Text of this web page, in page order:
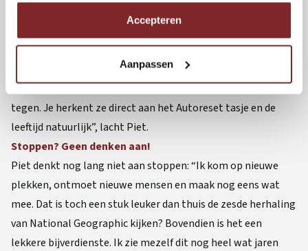
Accepteren
Aanpassen
naar huis met het openbaar vervoer. Dat was in het begin
even zoeken, maar nu ben ik heel handig met de app van
Autoreset. Daarmee kun je direct de route met de trein en de
bus bepalen. Op het station kom ik trouwens vaak collega’s
tegen. Je herkent ze direct aan het Autoreset tasje en de
leeftijd natuurlijk”, lacht Piet.
Stoppen? Geen denken aan!
Piet denkt nog lang niet aan stoppen: “Ik kom op nieuwe
plekken, ontmoet nieuwe mensen en maak nog eens wat
mee. Dat is toch een stuk leuker dan thuis de zesde herhaling
van National Geographic kijken? Bovendien is het een
lekkere bijverdienste. Ik zie mezelf dit nog heel wat jaren